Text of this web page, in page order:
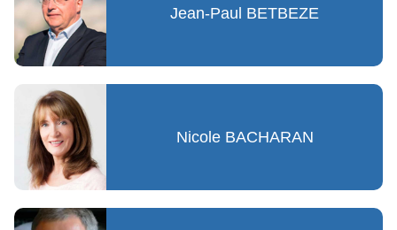
Jean-Paul BETBEZE
Nicole BACHARAN